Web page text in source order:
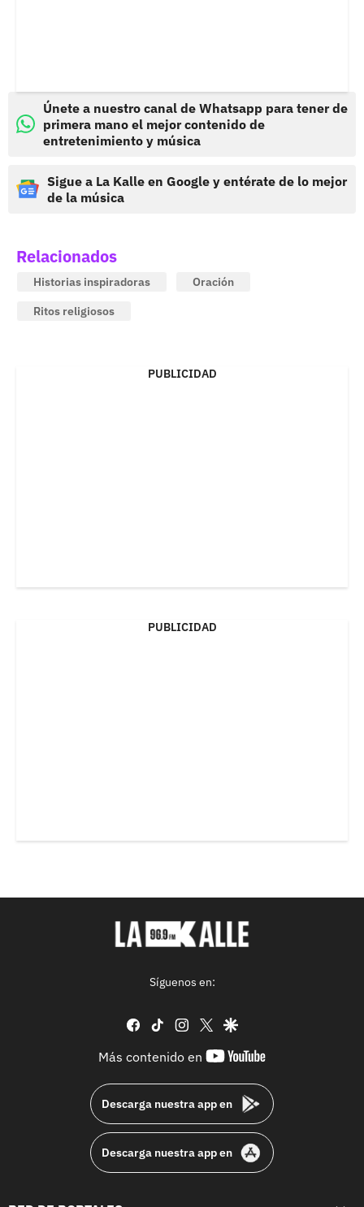
Únete a nuestro canal de Whatsapp para tener de
primera mano el mejor contenido de
entretenimiento y música
Sigue a La Kalle en Google y entérate de lo mejor
de la música
Relacionados
Historias inspiradoras
Oración
Ritos religiosos
PUBLICIDAD
PUBLICIDAD
Síguenos en:
facebook
tiktok instagram
twittergoogle
Más contenido en
youtube-
Descarga nuestra app en
Descarga nuestra app en